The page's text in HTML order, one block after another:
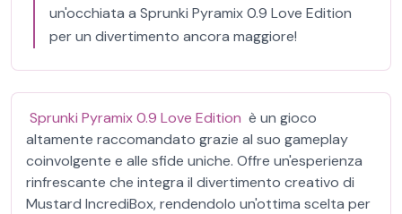
un'occhiata a Sprunki Pyramix 0.9 Love Edition
per un divertimento ancora maggiore!
Sprunki Pyramix 0.9 Love Edition è un gioco
altamente raccomandato grazie al suo gameplay
coinvolgente e alle sfide uniche. Offre un'esperienza
rinfrescante che integra il divertimento creativo di
Mustard IncrediBox, rendendolo un'ottima scelta per